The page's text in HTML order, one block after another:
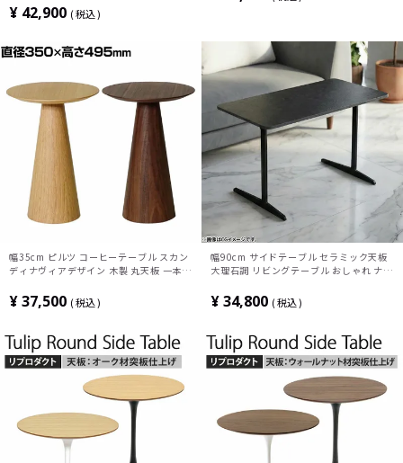
¥ 42,900 税込
幅35cm ピルツ コーヒーテーブル スカン
ディナヴィアデザイン 木製 丸天板 一本脚
レイ ナイトテーブル
¥37,500 税込
幅90cm サイドテーブル セラミック天板
大理石調 リビングテーブル おしゃれ ナイ
リビング 寝室 ブラック グレー
¥34,800 税込